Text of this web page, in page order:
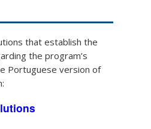
that establish the
the program’s
Portuguese version of